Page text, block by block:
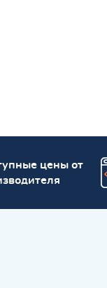
цены от